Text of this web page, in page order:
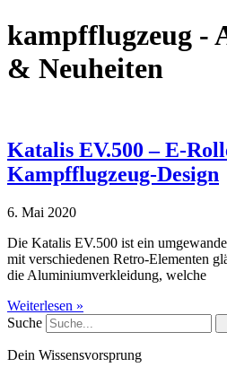
kampfflugzeug -
& Neuheiten
Katalis EV.500 – E-
Kampfflugzeug-Design
6. Mai 2020
Die Katalis EV.500 ist ein
mit verschiedenen Retro-Elementen
die Aluminiumverkleidung, welche
Weiterlesen »
Suche
Dein Wissensvorsprung